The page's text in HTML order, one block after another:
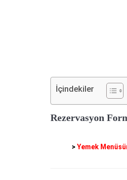
İçindekiler
Rezervasyon
> Yemek